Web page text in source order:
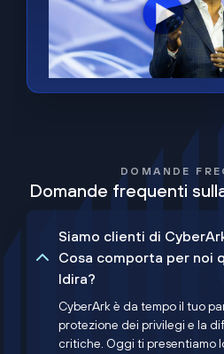
DOMANDE
Domande frequenti
Siamo clienti di
Cosa comporta per noi
Idira?
CyberArk è da tempo il tuo
protezione dei privilegi e la
critiche. Oggi ti presentiamo